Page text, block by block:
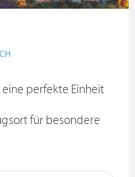
eine perfekte Einheit
für besondere